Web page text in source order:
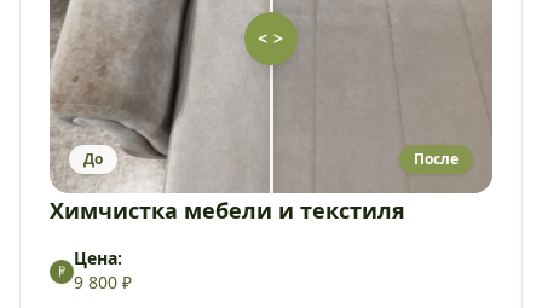
< >
До После
Химчистка мебели и текстиля
Цена:
9 800 ₽